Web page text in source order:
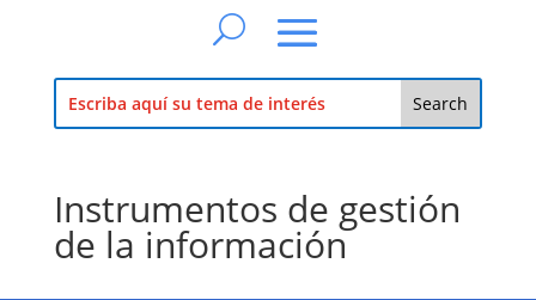
Instrumentos de gestión
de la información